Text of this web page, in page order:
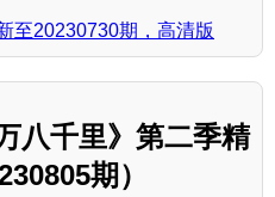
至20230730期，高清版
八千里》第二季精
期）